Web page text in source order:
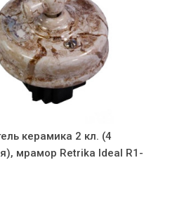
керамика 2 кл. (4
мрамор Retrika Ideal R1-